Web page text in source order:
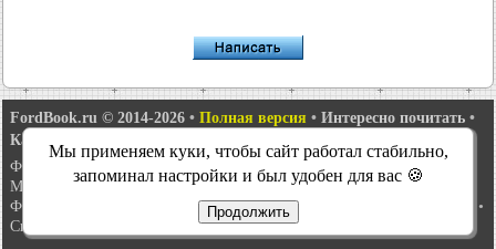
FordBook.ru © 2014-2026 • Полная версия • Интересно почитать •
Карта сайта
Фокус 1
Фокус 2 • Мондео 1 Мондео 1 и 2
Мондео 2•Мондео 3•Мондео 4•Эскорт 3• Эскорт 4 •Эскорт 5
Фиеста 2
Таурус 1 и 2•Фьюжн
•
Сиерра
Мы применяем куки, чтобы сайт работал стабильно,
запоминал настройки и был удобен для вас 🍪
Продолжить